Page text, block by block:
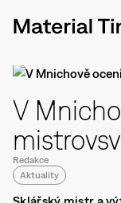
V
Redakce
Aktuality